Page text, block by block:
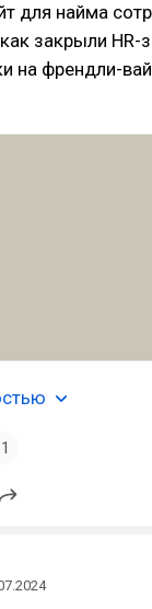
для найма
закрыли HR-
на френдли-
1